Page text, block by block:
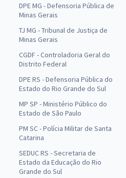
DPE MG - Defensoria Pública de
Minas Gerais
TJ MG - Tribunal de Justiça de
Minas Gerais
CGDF - Controladoria Geral do
Distrito Federal
DPE RS - Defensoria Pública do
Estado do Rio Grande do Sul
MP SP - Ministério Público do
Estado de São Paulo
PM SC - Polícia Militar de Santa
Catarina
SEDUC RS - Secretaria de
Estado da Educação do Rio
Grande do Sul